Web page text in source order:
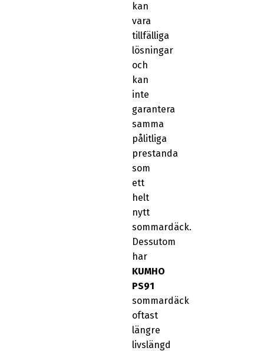
kan
vara
tillfälliga
lösningar
och
kan
inte
garantera
samma
pålitliga
prestanda
som
ett
helt
nytt
sommardäck.
Dessutom
har
KUMHO
PS91
sommardäck
oftast
längre
livslängd